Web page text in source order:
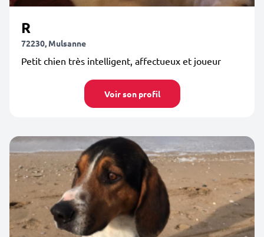
R
72230, Mulsanne
Petit chien très intelligent, affectueux et joueur
Voir son profil